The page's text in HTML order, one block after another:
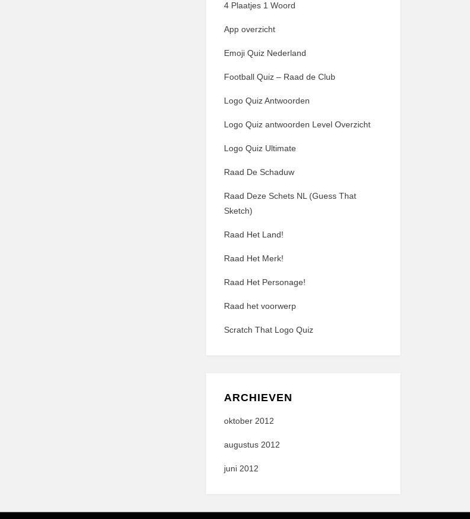
4 Plaatjes 1 Woord
App overzicht
Emoji Quiz Nederland
Football Quiz – Raad de Club
Logo Quiz Antwoorden
Logo Quiz antwoorden Level Overzicht
Logo Quiz Ultimate
Raad De Schaduw
Raad Deze Schets NL (Guess That
Sketch)
Raad Het Land!
Raad Het Merk!
Raad Het Personage!
Raad het voorwerp
Scratch That Logo Quiz
ARCHIEVEN
oktober 2012
augustus 2012
juni 2012